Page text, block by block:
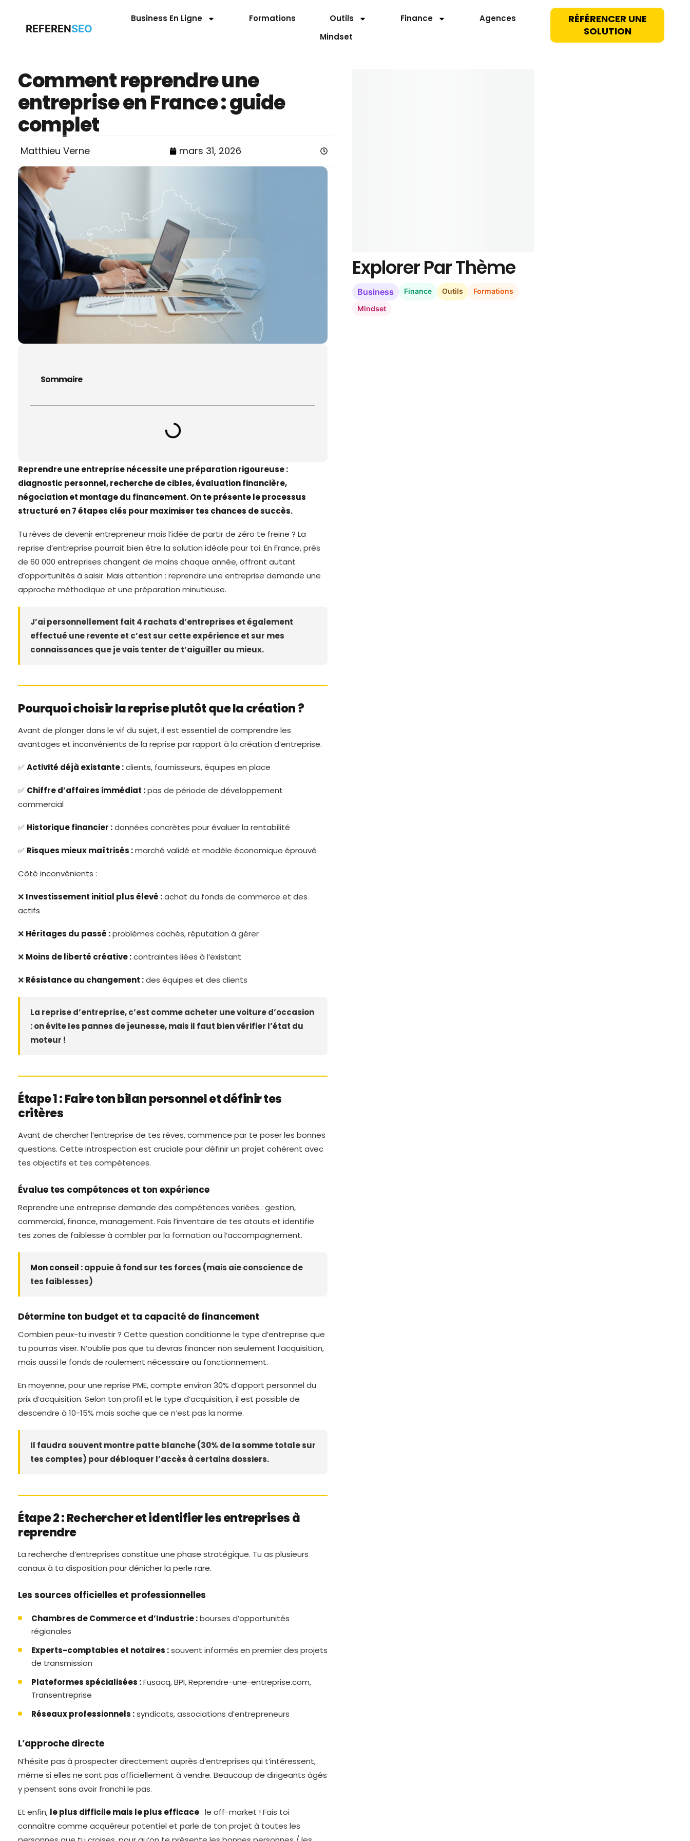
REFERENSEO
Business En Ligne Formations Outils Finance
Agences
Mindset
RÉFÉRENCER UNE
SOLUTION
Comment reprendre une
entreprise en France : guide
complet
Matthieu Verne mars 31, 2026
Sommaire
Reprendre une entreprise nécessite une préparation rigoureuse :
diagnostic personnel, recherche de cibles, évaluation financière,
négociation et montage du financement. On te présente le processus
structuré en 7 étapes clés pour maximiser tes chances de succès.
Tu rêves de devenir entrepreneur mais l’idée de partir de zéro te freine ? La
reprise d’entreprise pourrait bien être la solution idéale pour toi. En France, près
de 60 000 entreprises changent de mains chaque année, offrant autant
d’opportunités à saisir. Mais attention : reprendre une entreprise demande une
approche méthodique et une préparation minutieuse.
J’ai personnellement fait 4 rachats d’entreprises et également
effectué une revente et c’est sur cette expérience et sur mes
connaissances que je vais tenter de t’aiguiller au mieux.
Pourquoi choisir la reprise plutôt que la création ?
Avant de plonger dans le vif du sujet, il est essentiel de comprendre les
avantages et inconvénients de la reprise par rapport à la création d’entreprise.
✅Activité déjà existante :clients, fournisseurs, équipes en place
✅ Chiffre d’affaires immédiat :pas de période de développement
commercial
✅ Historique financier :données concrètes pour évaluer la rentabilité
✅ Risques mieux maîtrisés :marché validé et modèle économique éprouvé
Côté inconvénients :
❌ Investissement initial plus élevé :achat du fonds de commerce et des
actifs
❌ Héritages du passé :problèmes cachés, réputation à gérer
❌ Moins de liberté créative :contraintes liées à l’existant
❌ Résistance au changement :des équipes et des clients
La reprise d’entreprise, c’est comme acheter une voiture d’occasion
: on évite les pannes de jeunesse, mais il faut bien vérifier l’état du
moteur !
Étape 1 : Faire ton bilan personnel et définir tes
critères
Avant de chercher l’entreprise de tes rêves, commence par te poser les bonnes
questions. Cette introspection est cruciale pour définir un projet cohérent avec
tes objectifs et tes compétences.
Évalue tes compétences et ton expérience
Reprendre une entreprise demande des compétences variées : gestion,
commercial, finance, management. Fais l’inventaire de tes atouts et identifie
tes zones de faiblesse à combler par la formation ou l’accompagnement.
Mon conseil :appuie à fond sur tes forces (mais aie conscience de
tes faiblesses)
Détermine ton budget et ta capacité de financement
Combien peux-tu investir ? Cette question conditionne le type d’entreprise que
tu pourras viser. N’oublie pas que tu devras financer non seulement l’acquisition,
mais aussi le fonds de roulement nécessaire au fonctionnement.
En moyenne, pour une reprise PME, compte environ 30% d’apport personnel du
prix d’acquisition. Selon ton profil et le type d’acquisition, il est possible de
descendre à 10-15% mais sache que ce n’est pas la norme.
Il faudra souvent montre patte blanche (30% de la somme totale sur
tes comptes) pour débloquer l’accès à certains dossiers.
Étape 2 : Rechercher et identifier les entreprises à
reprendre
La recherche d’entreprises constitue une phase stratégique. Tu as plusieurs
canaux à ta disposition pour dénicher la perle rare.
Les sources officielles et professionnelles
Chambres de Commerce et d’Industrie :bourses d’opportunités
régionales
Experts-comptables et notaires :souvent informés en premier des projets
de transmission
Plateformes spécialisées :Fusacq, BPI, Reprendre-une-entreprise.com,
Transentreprise
Réseaux professionnels :syndicats, associations d’entrepreneurs
L’approche directe
N’hésite pas à prospecter directement auprès d’entreprises qui t’intéressent,
même si elles ne sont pas officiellement à vendre. Beaucoup de dirigeants âgés
y pensent sans avoir franchi le pas.
Et enfin, le plus difficile mais le plus efficace: le off-market ! Fais toi
connaître comme acquéreur potentiel et parle de ton projet à toutes les
Explorer Par Thème
Business Finance Outils
Formations
Mindset